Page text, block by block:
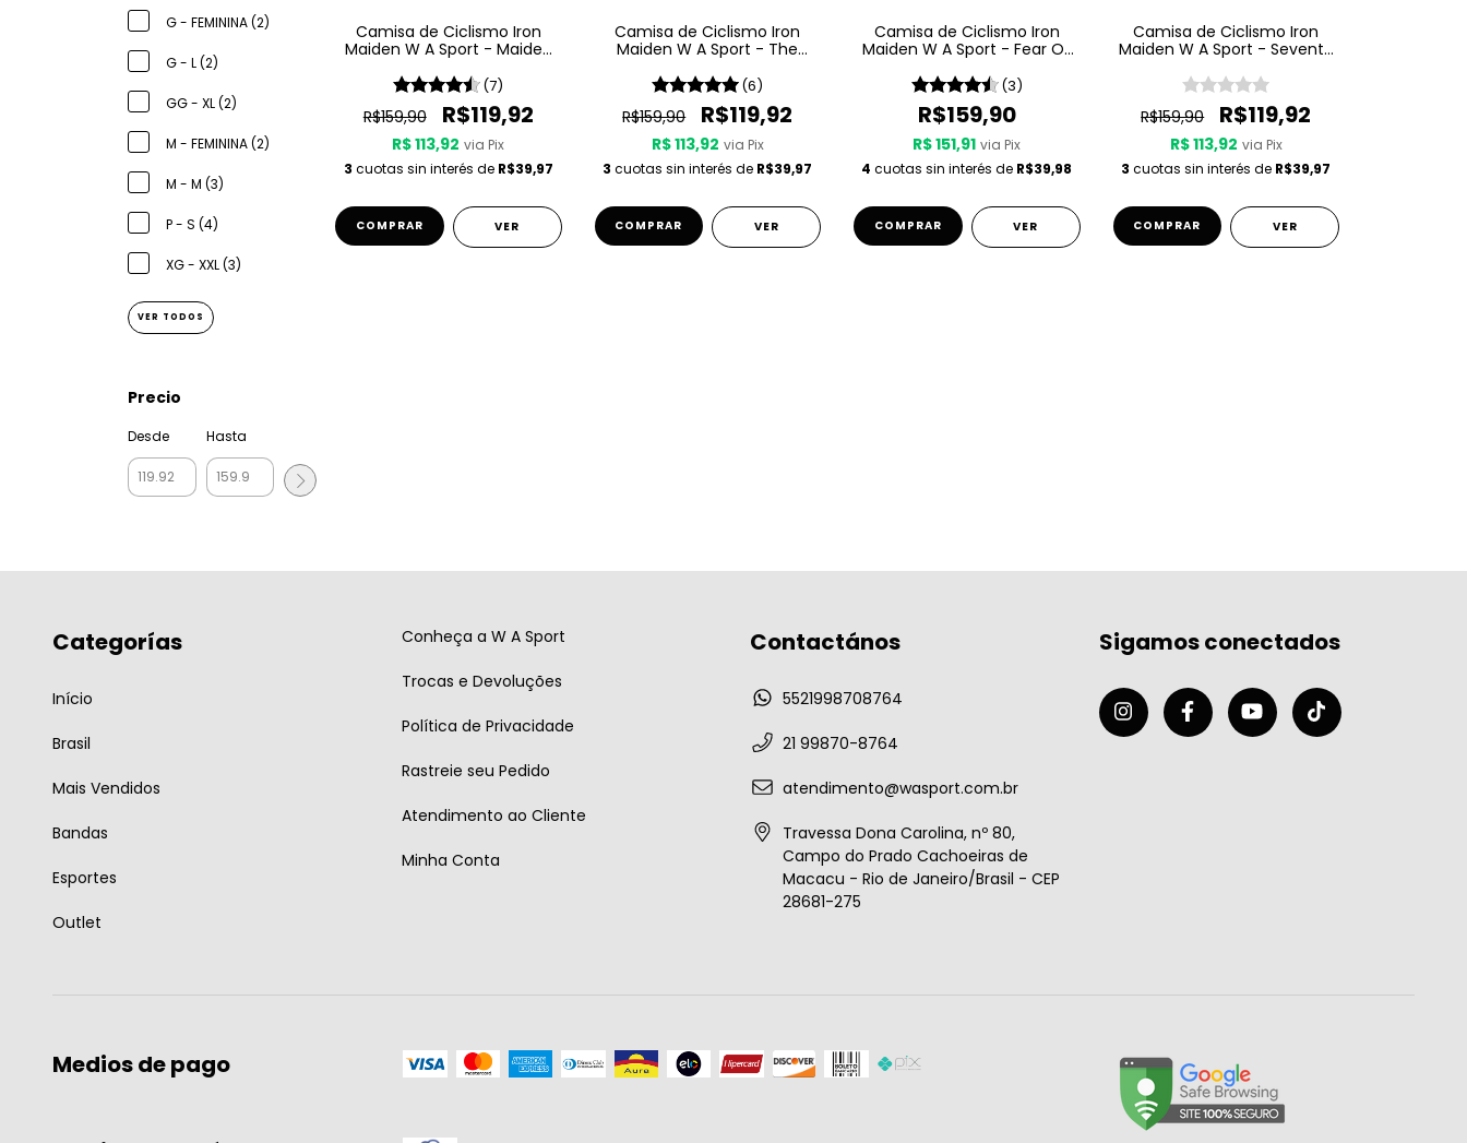
G - FEMININA (2)
G - L (2)
GG - XL (2)
M - FEMININA (2)
M - M (3)
P - S (4)
XG - XXL (3)
VER TODOS
Precio
Desde Hasta
Camisa de Ciclismo Iron
Maiden W A Sport - Maiden
(7)
R$159,90 R$119,92
R$ 113,92 via Pix
3 cuotas sin interés de R$39,97
COMPRAR VER
Camisa de Ciclismo Iron
Maiden W A Sport - The
(6)
R$159,90 R$119,92
R$ 113,92 via Pix
3 cuotas sin interés de R$39,97
COMPRAR VER
Camisa de Ciclismo Iron
Maiden W A Sport - Fear Of
(3)
R$159,90
R$ 151,91 via Pix
4 cuotas sin interés de R$39,98
COMPRAR VER
Camisa de Ciclismo Iron
Maiden W A Sport - Seventh
R$159,90 R$119,92
R$ 113,92 via Pix
3 cuotas sin interés de R$39,97
COMPRAR VER
Categorías
Início
Brasil
Mais Vendidos
Bandas
Esportes
Outlet
Conheça a W A Sport
Trocas e Devoluções
Política de Privacidade
Rastreie seu Pedido
Atendimento ao Cliente
Minha Conta
Contactános
5521998708764
21 99870-8764
atendimento@wasport.com.br
Travessa Dona Carolina, nº 80,
Campo do Prado Cachoeiras de
Macacu - Rio de Janeiro/Brasil - CEP
28681-275
Sigamos conectados
Medios de pago